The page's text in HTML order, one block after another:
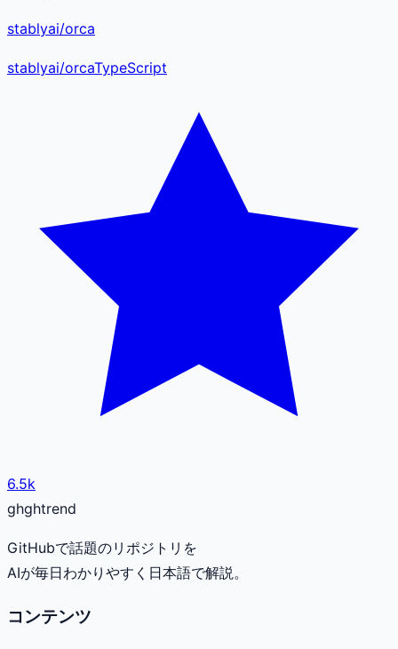
stablyai/orca
stablyai/orcaTypeScript
6.5k
ghghtrend
GitHubで話題のリポジトリを
AIが毎日わかりやすく日本語で解説。
コンテンツ